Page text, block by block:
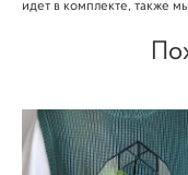
идет в комплекте, также